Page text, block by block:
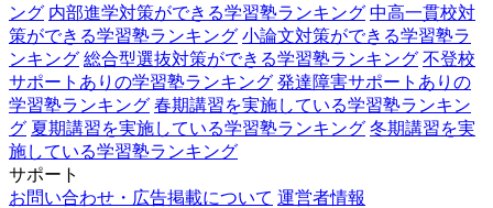
ング 内部進学対策ができる学習塾ランキング 中高一貫校対
策ができる学習塾ランキング 小論文対策ができる学習塾ラ
ンキング 総合型選抜対策ができる学習塾ランキング 不登校
サポートありの学習塾ランキング 発達障害サポートありの
学習塾ランキング 春期講習を実施している学習塾ランキン
グ 夏期講習を実施している学習塾ランキング 冬期講習を実
施している学習塾ランキング
サポート
お問い合わせ・広告掲載について 運営者情報